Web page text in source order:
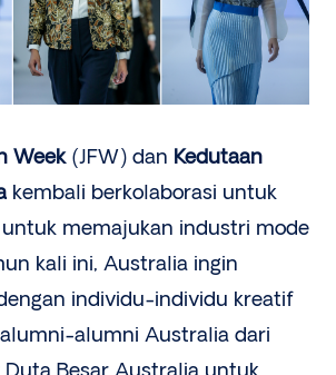
Week(JFW) dan Kedutaan
kembali berkolaborasi untuk
memajukan industri mode
kali ini, Australia ingin
individu-individu kreatif
alumni Australia dari